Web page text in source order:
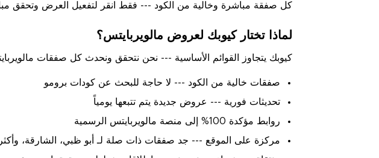
كل صفقة مباشرة وخالية من الكود --- فقط انقر لتفعيل العرض وتحقق
لماذا تختار كيوبك لعروض مالويربايتس؟
كيوبك يتجاوز القوائم الأساسية --- نحن نتحقق ونحدث كل صفقات
صفقات خالية من الكود --- لا حاجة للبحث عن كودات برومو
تحديثات فورية --- عروض جديدة يتم تتبعها يومياً
روابط مؤكدة 100% إلى منصة مالويربايتس الرسمية
مركزة على الموقع --- جد صفقات ذات صلة لـ أبو ظبي، الشارقة، وأكثر